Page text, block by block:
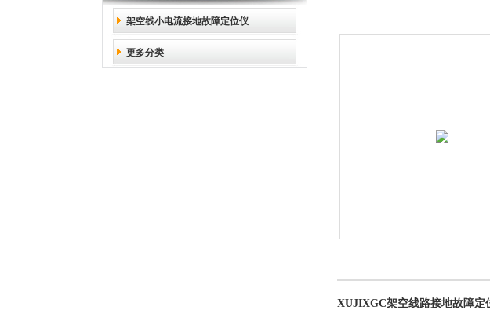
架空线小电流接地故障定位仪
更多分类
XUJIXGC架空线路接地故障定